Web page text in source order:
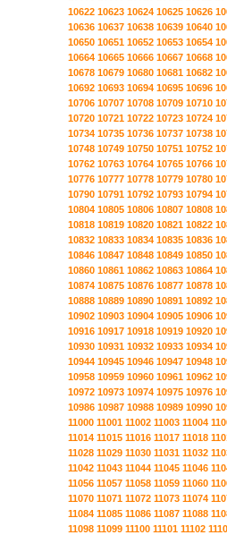
10622 10623 10624 10625 10626
10636 10637 10638 10639 10640
10650 10651 10652 10653 10654
10664 10665 10666 10667 10668
10678 10679 10680 10681 10682
10692 10693 10694 10695 10696
10706 10707 10708 10709 10710
10720 10721 10722 10723 10724
10734 10735 10736 10737 10738
10748 10749 10750 10751 10752
10762 10763 10764 10765 10766
10776 10777 10778 10779 10780
10790 10791 10792 10793 10794
10804 10805 10806 10807 10808
10818 10819 10820 10821 10822
10832 10833 10834 10835 10836
10846 10847 10848 10849 10850
10860 10861 10862 10863 10864
10874 10875 10876 10877 10878
10888 10889 10890 10891 10892
10902 10903 10904 10905 10906
10916 10917 10918 10919 10920
10930 10931 10932 10933 10934
10944 10945 10946 10947 10948
10958 10959 10960 10961 10962
10972 10973 10974 10975 10976
10986 10987 10988 10989 10990
11000 11001 11002 11003 11004
11014 11015 11016 11017 11018
11028 11029 11030 11031 11032
11042 11043 11044 11045 11046
11056 11057 11058 11059 11060
11070 11071 11072 11073 11074
11084 11085 11086 11087 11088
11098 11099 11100 11101 11102